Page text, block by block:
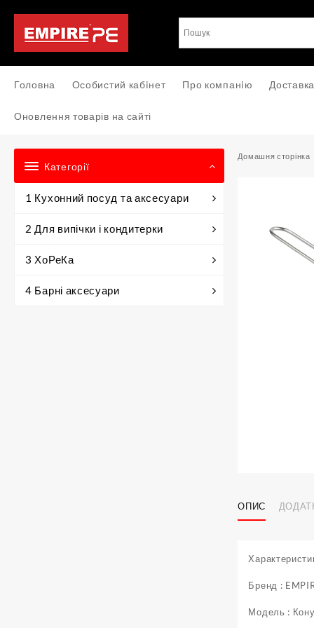
вмісту
Головна Особистий кабiнет Про компанiю
Оновлення товарів на сайті
Категорії
1 Кухонний посуд та аксесуари
2 Для випічки і кондитерки
3 ХоРеКа
4 Барні аксесуари
Домашня сторінка
ОПИС
Бренд :
Модель :